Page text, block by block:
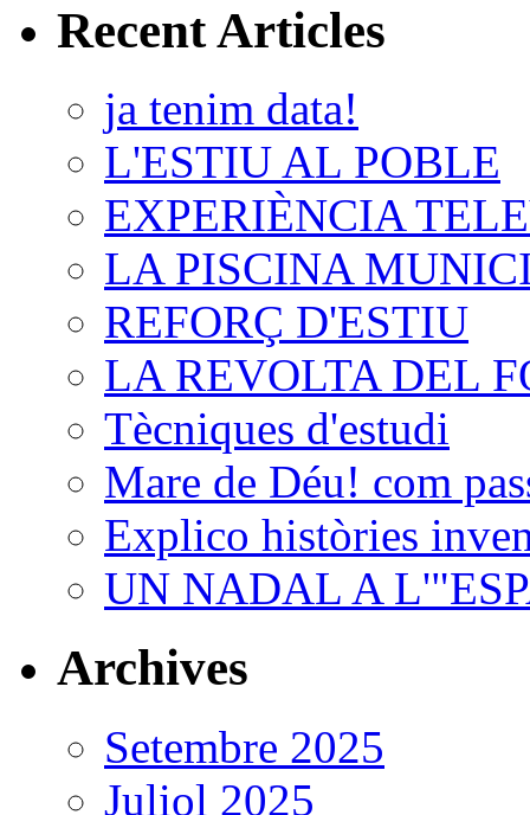
Recent Articles
ja tenim data!
L'ESTIU AL POBLE
EXPERIÈNCIA
LA PISCINA
REFORÇ D'ESTIU
LA REVOLTA DEL
Tècniques d'estudi
Mare de Déu! com
Explico històries
UN NADAL A
Archives
Setembre 2025
Juliol 2025